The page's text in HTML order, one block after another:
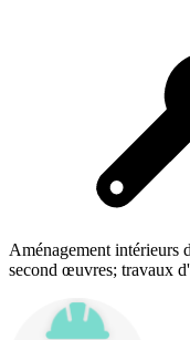
Aménagement intérieurs
second œuvres; travaux